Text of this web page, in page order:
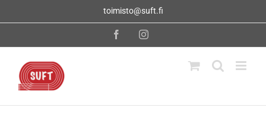
toimisto@suft.fi
FacebookInstagram